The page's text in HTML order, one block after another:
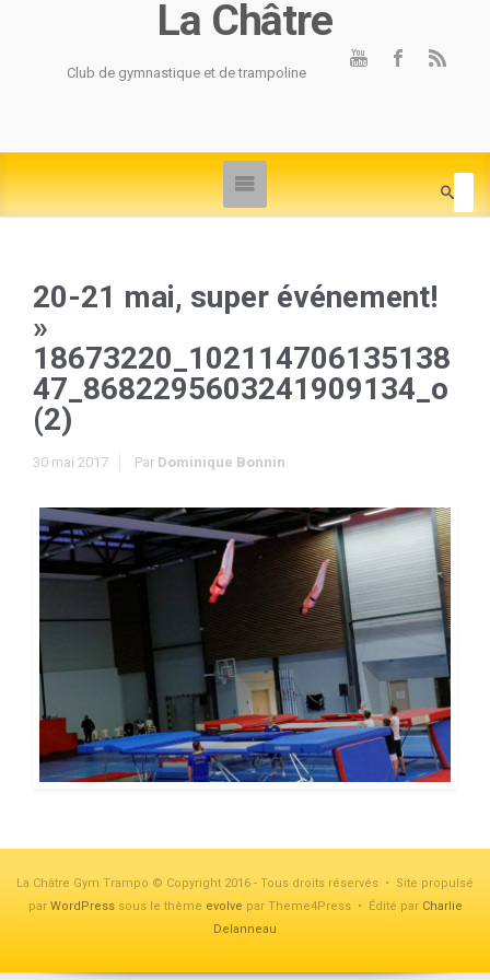
La Châtre
Club de gymnastique et de trampoline
20-21 mai, super événement!
»
18673220_102114706135138
47_8682295603241909134_o
(2)
30 mai 2017 Par Dominique Bonnin
La Châtre Gym Trampo © Copyright 2016 - Tous droits réservés • Site propulsé
par WordPresssous le thème evolve par Theme4Press • Édité par Charlie
Delanneau